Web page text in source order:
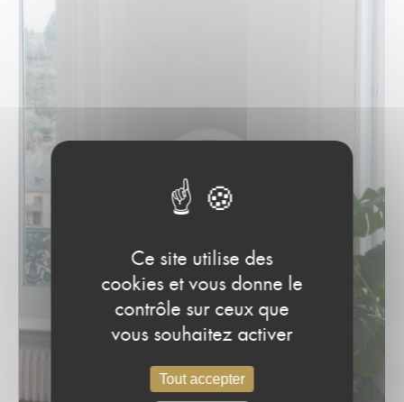
Ce site utilise des
cookies et vous donne le
contrôle sur ceux que
vous souhaitez activer
Tout accepter